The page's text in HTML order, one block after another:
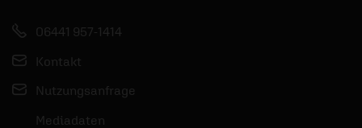
06441 957-1414
Kontakt
Nutzungsanfrage
Mediadaten